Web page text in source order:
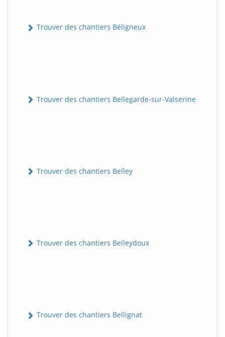
Trouver des chantiers Béligneux
Trouver des chantiers Bellegarde-sur-Valserine
Trouver des chantiers Belley
Trouver des chantiers Belleydoux
Trouver des chantiers Bellignat